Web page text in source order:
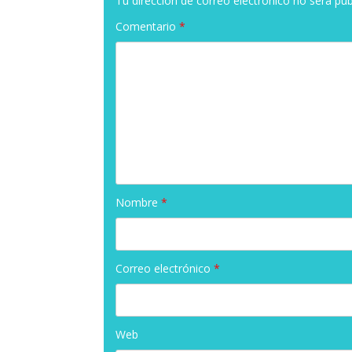
Comentario *
Nombre *
Correo electrónico *
Web